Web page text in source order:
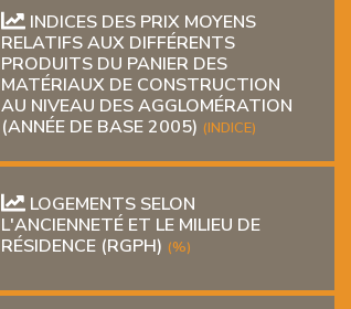
INDICES DES PRIX MOYENS
RELATIFS AUX DIFFÉRENTS
PRODUITS DU PANIER DES
MATÉRIAUX DE CONSTRUCTION
AU NIVEAU DES AGGLOMÉRATION
(ANNÉE DE BASE 2005) (INDICE)
LOGEMENTS SELON
L'ANCIENNETÉ ET LE MILIEU DE
RÉSIDENCE (RGPH) (%)